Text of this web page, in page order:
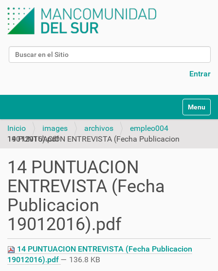
Buscar
Entrar
v
Toggle
Inicio images archivos
empleo004
14 PUNTUACION ENTREVISTA (Fecha Publicacion 19012016).pdf
14 PUNTUACION
ENTREVISTA (Fecha
Publicacion
19012016).pdf
14 PUNTUACION ENTREVISTA (Fecha Publicacion
19012016).pdf — 136.8 KB